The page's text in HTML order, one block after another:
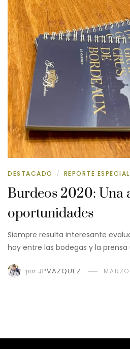
DESTACADO / REPORTE ESPECIAL
Burdeos 2020: Una
oportunidades
Siempre resulta interesante
hay entre las bodegas y la
por JPVAZQUEZ